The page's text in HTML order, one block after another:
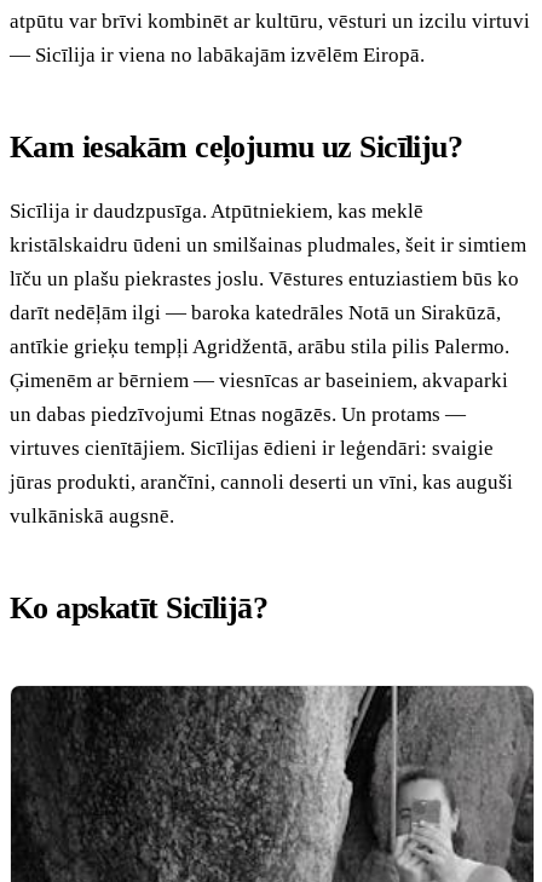
atpūtu var brīvi kombinēt ar kultūru, vēsturi un izcilu virtuvi
— Sicīlija ir viena no labākajām izvēlēm Eiropā.
Kam iesakām ceļojumu uz Sicīliju?
Sicīlija ir daudzpusīga. Atpūtniekiem, kas meklē
kristālskaidru ūdeni un smilšainas pludmales, šeit ir simtiem
līču un plašu piekrastes joslu. Vēstures entuziastiem būs ko
darīt nedēļām ilgi — baroka katedrāles Notā un Sirakūzā,
antīkie grieķu tempļi Agridžentā, arābu stila pilis Palermo.
Ģimenēm ar bērniem — viesnīcas ar baseiniem, akvaparki
un dabas piedzīvojumi Etnas nogāzēs. Un protams —
virtuves cienītājiem. Sicīlijas ēdieni ir leģendāri: svaigie
jūras produkti, arančīni, cannoli deserti un vīni, kas auguši
vulkāniskā augsnē.
Ko apskatīt Sicīlijā?